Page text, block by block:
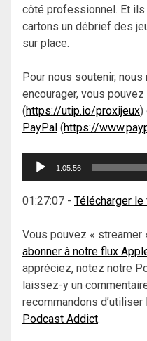
côté professionnel. Et
cartons un débrief des
sur place.
Pour nous soutenir,
encourager, vous
(https://utip.io/proxijeux)
PayPal (https://
Lecteur
1:05:56
01:27:07 - Télécharger le
Vous pouvez « streamer
abonner à notre flux
appréciez, notez notre
laissez-y un
recommandons d’utiliser
Podcast Addict.